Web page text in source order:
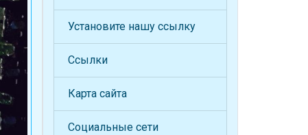
Установите нашу ссылку
Ссылки
Карта сайта
Социальные сети